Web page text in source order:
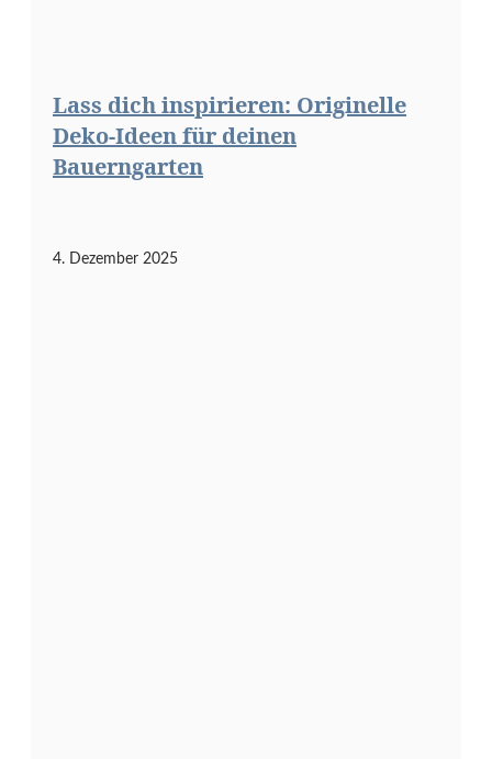
Lass dich inspirieren: Originelle
Deko-Ideen für deinen
Bauerngarten
4. Dezember 2025